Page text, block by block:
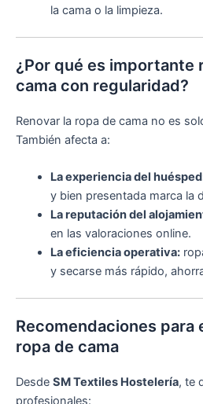
la cama o la limpieza.
¿Por qué es importante
cama con regularidad?
Renovar la ropa de cama no es
También afecta a:
La experiencia del
y bien presentada marca la
La reputación del
en las valoraciones online.
La eficiencia operativa:
y secarse más rápido,
Recomendaciones para
ropa de cama
Desde SM Textiles Hostelería, te
profesionales: